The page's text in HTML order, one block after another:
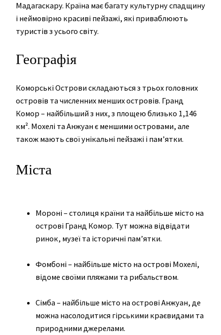
Мадагаскару. Країна має багату культурну спадщину
і неймовірно красиві пейзажі, які приваблюють
туристів з усього світу.
Географія
Коморські Острови складаються з трьох головних
островів та численних менших островів. Гранд
Комор – найбільший з них, з площею близько 1,146
км². Мохелі та Анжуан є меншими островами, але
також мають свої унікальні пейзажі і пам’ятки.
Міста
Мороні – столиця країни та найбільше місто на
острові Гранд Комор. Тут можна відвідати
ринок, музеї та історичні пам’ятки.
Фомбоні – найбільше місто на острові Мохелі,
відоме своїми пляжами та рибальством.
Сімба – найбільше місто на острові Анжуан, де
можна насолодитися гірськими краєвидами та
природними джерелами.